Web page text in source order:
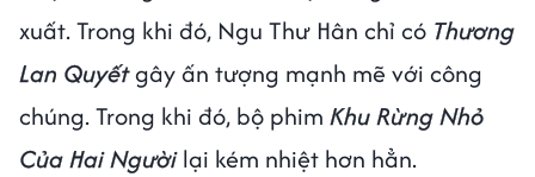
xuất. Trong khi đó, Ngu Thư Hân chỉ có Thương
Lan Quyếtgây ấn tượng mạnh mẽ với công
chúng. Trong khi đó, bộ phim Khu Rừng Nhỏ
Của Hai Ngườilại kém nhiệt hơn hẳn.